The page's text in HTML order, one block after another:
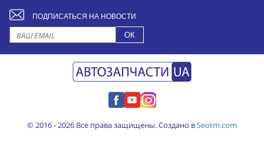
ПОДПИСАТЬСЯ НА НОВОСТИ
© 2016 - 2026 Все права защищены. Создано вSeotm.com